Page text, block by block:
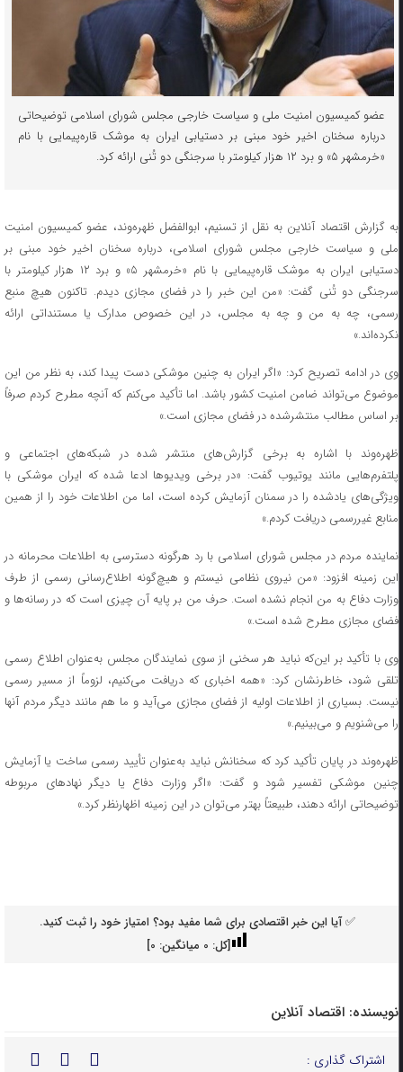
عضو کمیسیون امنیت ملی و سیاست خارجی مجلس شورای اسلامی توضیحاتی
درباره سخنان اخیر خود مبنی بر دستیابی ایران به موشک قاره‌پیمایی با نام
«خرمشهر ۵» و برد ۱۲ هزار کیلومتر با سرجنگی دو تُنی ارائه کرد.
به گزارش اقتصاد آنلاین به نقل از تسنیم، ابوالفضل ظهره‌وند، عضو کمیسیون امنیت
ملی و سیاست خارجی مجلس شورای اسلامی، درباره سخنان اخیر خود مبنی بر
دستیابی ایران به موشک قاره‌پیمایی با نام «خرمشهر ۵» و برد ۱۲ هزار کیلومتر با
سرجنگی دو تُنی گفت: «من این خبر را در فضای مجازی دیدم. تاکنون هیچ منبع
رسمی، چه به من و چه به مجلس، در این خصوص مدارک یا مستنداتی ارائه
نکرده‌اند.»
وی در ادامه تصریح کرد: «اگر ایران به چنین موشکی دست پیدا کند، به نظر من این
موضوع می‌تواند ضامن امنیت کشور باشد. اما تأکید می‌کنم که آنچه مطرح کردم صرفاً
بر اساس مطالب منتشرشده در فضای مجازی است.»
ظهره‌وند با اشاره به برخی گزارش‌های منتشر شده در شبکه‌های اجتماعی و
پلتفرم‌هایی مانند یوتیوب گفت: «در برخی ویدیو‌ها ادعا شده که ایران موشکی با
ویژگی‌های یادشده را در سمنان آزمایش کرده است، اما من اطلاعات خود را از همین
منابع غیررسمی دریافت کردم.»
نماینده مردم در مجلس شورای اسلامی با رد هرگونه دسترسی به اطلاعات محرمانه در
این زمینه افزود: «من نیروی نظامی نیستم و هیچ‌گونه اطلاع‌رسانی رسمی از طرف
وزارت دفاع به من انجام نشده است. حرف من بر پایه آن چیزی است که در رسانه‌ها و
فضای مجازی مطرح شده است.»
وی با تأکید بر این‌که نباید هر سخنی از سوی نمایندگان مجلس به‌عنوان اطلاع رسمی
تلقی شود، خاطرنشان کرد: «همه اخباری که دریافت می‌کنیم، لزوماً از مسیر رسمی
نیست. بسیاری از اطلاعات اولیه از فضای مجازی می‌آید و ما هم مانند دیگر مردم آنها
را می‌شنویم و می‌بینیم.»
ظهره‌وند در پایان تأکید کرد که سخنانش نباید به‌عنوان تأیید رسمی ساخت یا آزمایش
چنین موشکی تفسیر شود و گفت: «اگر وزارت دفاع یا دیگر نهاد‌های مربوطه
توضیحاتی ارائه دهند، طبیعتاً بهتر می‌توان در این زمینه اظهارنظر کرد.»
✅ آیا این خبر اقتصادی برای شما مفید بود؟ امتیاز خود را ثبت کنید.
[کل: 0میانگین: 0
]
نویسنده: اقتصاد آنلاین
اشتراک گذاری :